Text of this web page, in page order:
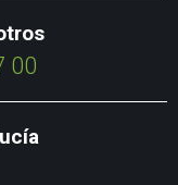
00